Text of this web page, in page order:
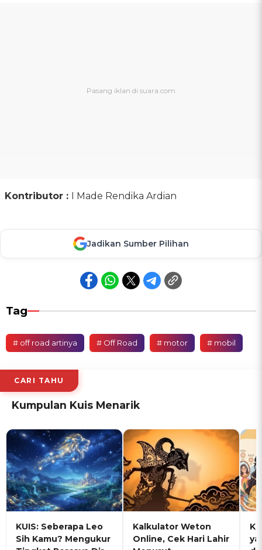
Kontributor : I Made Rendika Ardian
Jadikan Sumber Pilihan
Tag
# off road artinya # Off Road # motor # mobil
CARI TAHU
Kumpulan Kuis Menarik
KUIS: Seberapa Leo
Sih Kamu? Mengukur
Kalkulator Weton
Online, Cek Hari Lahir